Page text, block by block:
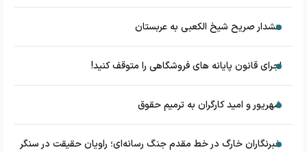
هشدار صریح شیخ الکعبی به عربستان
اجرای قانون پایانه های فروشگاهی را متوقف کنید!
شهریور و امید کارگران به ترمیم حقوق
خبرنگاران خارگ در خط مقدم جنگ رسانه‌ای؛ راویان حقیقت در سنگر